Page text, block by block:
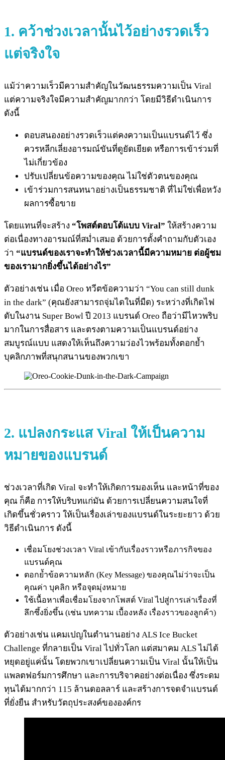
1. คว้าช่วงเวลานั้นไว้อย่างรวดเร็ว
แต่จริงใจ
แม้ว่าความเร็วมีความสำคัญในวัฒนธรรมความเป็น Viral
แต่ความจริงใจมีความสำคัญมากกว่า โดยมีวิธีดำเนินการ
ดังนี้
ตอบสนองอย่างรวดเร็วแต่คงความเป็นแบรนด์ไว้ ซึ่ง
ควรหลีกเลี่ยงอารมณ์ขันที่ดูยัดเยียด หรือการเข้าร่วมที่
ไม่เกี่ยวข้อง
ปรับเปลี่ยนข้อความของคุณ ไม่ใช่ตัวตนของคุณ
เข้าร่วมการสนทนาอย่างเป็นธรรมชาติ ที่ไม่ใช่เพื่อหวัง
ผลการซื้อขาย
โดยแทนที่จะสร้าง “โพสต์ตอบโต้แบบ Viral” ให้สร้างความ
ต่อเนื่องทางอารมณ์ที่สม่ำเสมอ ด้วยการตั้งคำถามกับตัวเอง
ว่า “แบรนด์ของเราจะทำให้ช่วงเวลานี้มีความหมาย ต่อผู้ชม
ของเรามากยิ่งขึ้นได้อย่างไร”
ตัวอย่างเช่น เมื่อ Oreo ทวีตข้อความว่า “You can still dunk
in the dark” (คุณยังสามารถจุ่มไดในที่มืด) ระหว่างที่เกิดไฟ
ดับในงาน Super Bowl ปี 2013 แบรนด์ Oreo ถือว่ามีไหวพริบ
มากในการสื่อสาร และตรงตามความเป็นแบรนด์อย่าง
สมบูรณ์แบบ แสดงให้เห็นถึงความว่องไวพร้อมทั้งตอกย้ำ
บุคลิกภาพที่สนุกสนานของพวกเขา
2. แปลงกระแส Viral ให้เป็นความ
หมายของแบรนด์
ช่วงเวลาที่เกิด Viral จะทำให้เกิดการมองเห็น และหน้าที่ของ
คุณ ก็คือ การให้บริบทแก่มัน ด้วยการเปลี่ยนความสนใจที่
เกิดขึ้นชั่วคราว ให้เป็นเรื่องเล่าของแบรนด์ในระยะยาว ด้วย
วิธีดำเนินการ ดังนี้
เชื่อมโยงช่วงเวลา Viral เข้ากับเรื่องราวหรือภารกิจของ
แบรนด์คุณ
ตอกย้ำข้อความหลัก (Key Message) ของคุณไม่ว่าจะเป็น
คุณค่า บุคลิก หรือจุดมุ่งหมาย
ใช้เนื้อหาเพื่อเชื่อมโยงจากโพสต์ Viral ไปสู่การเล่าเรื่องที่
ลึกซึ้งยิ่งขึ้น (เช่น บทความ เบื้องหลัง เรื่องราวของลูกค้า)
ตัวอย่างเช่น แคมเปญในตำนานอย่าง ALS Ice Bucket
Challenge ที่กลายเป็น Viral ไปทั่วโลก แต่สมาคม ALS ไม่ได้
หยุดอยู่แค่นั้น โดยพวกเขาเปลี่ยนความเป็น Viral นั้นให้เป็น
แพลตฟอร์มการศึกษา และการบริจาคอย่างต่อเนื่อง ซึ่งระดม
ทุนได้มากกว่า 115 ล้านดอลลาร์ และสร้างการจดจำแบรนด์
ที่ยั่งยืน สำหรับวัตถุประสงค์ขององค์กร